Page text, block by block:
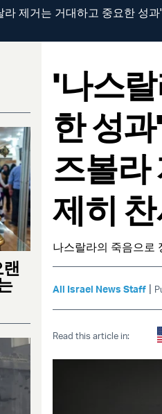
라 제거는 거대하고 중요한 성
'나스
한 성
즈볼라
제히
나스랄라의 죽음으로
All Israel News Staff |
Read this article in: